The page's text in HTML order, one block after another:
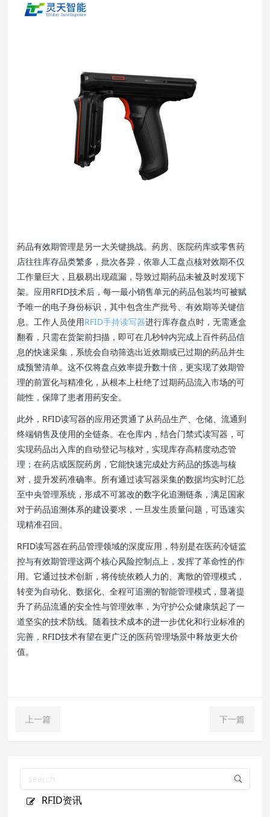
药品有效期管理是另一大关键挑战。药房、医院药库或零售药
店往往库存品类繁多，批次各异，依靠人工盘点核对效期不仅
工作量巨大，且极易出现疏漏，导致过期药品未被及时发现下
架。应用RFID技术后，每一最小销售单元的药品包装均可被赋
予唯一的电子身份标识，其中包含生产批号、有效期等关键信
息。工作人员使用RFID手持读写器进行库存盘点时，无需逐盒
翻看，只需在货架前扫描，即可在几秒钟内完成上百件药品信
息的快速采集，系统会自动筛选出近效期或已过期的药品并生
成预警清单。这不仅将盘点效率提升数十倍，更实现了效期管
理的前置化与精准化，从根本上杜绝了过期药品流入市场的可
能性，保障了患者用药安全。
此外，RFID读写器的应用还贯通了从药品生产、仓储、流通到
终端销售及使用的全链条。在仓库内，结合门禁式读写器，可
实现药品出入库的自动登记与核对，实现库存高精度动态管
理；在药店或医院药房，它能快速完成处方药品的拣选与核
对，提升发药准确率。所有通过读写器采集的数据均实时汇总
至中央管理系统，形成不可篡改的数字化追溯链条，满足国家
对于药品追溯体系的建设要求，一旦发生质量问题，可迅速实
现精准召回。
RFID读写器在药品管理领域的深度应用，特别是在医药冷链监
控与有效期管理这两个核心风险控制点上，发挥了革命性的作
用。它通过技术创新，将传统依赖人力的、离散的管理模式，
转变为自动化、数据化、全程可追溯的智能管理模式，显著提
升了药品流通的安全性与管理效率，为守护公众健康筑起了一
道坚实的技术防线。随着技术成本的进一步优化和行业标准的
完善，RFID技术有望在更广泛的医药管理场景中释放更大价
值。
上一篇 下一篇
RFID资讯